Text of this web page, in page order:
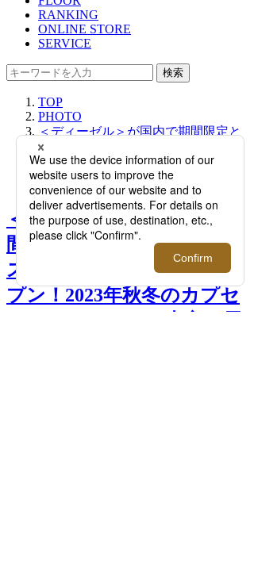
RANKING
ONLINE STORE
SERVICE
検索
TOP
PHOTO
＜ディーゼル＞が国内で期間限定と
なるポップアップストアをメンズ館
にてオープン！2023年秋冬のカプセ
ルコレクションを中心に展開。
＜ディーゼル＞が国内で期
間限定となるポップアップ
ストアをメンズ館にてオー
プン！2023年秋冬のカプセ